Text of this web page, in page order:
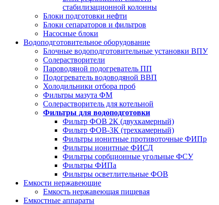
стабилизационной колонны
Блоки подготовки нефти
Блоки сепараторов и фильтров
Насосные блоки
Водоподготовительное оборудование
Блочные водоподготовительные установки ВПУ
Солерастворители
Пароводяной подогреватель ПП
Подогреватель водоводяной ВВП
Холодильники отбора проб
Фильтры мазута ФМ
Солерастворитель для котельной
Фильтры для водоподготовки
Фильтр ФОВ 2К (двухкамерный)
Фильтр ФОВ-3К (трехкамерный)
Фильтры ионитные противоточные ФИПр
Фильтры ионитные ФИСД
Фильтры сорбционные угольные ФСУ
Фильтры ФИПа
Фильтры осветлительные ФОВ
Емкости нержавеющие
Емкость нержавеющая пищевая
Емкостные аппараты